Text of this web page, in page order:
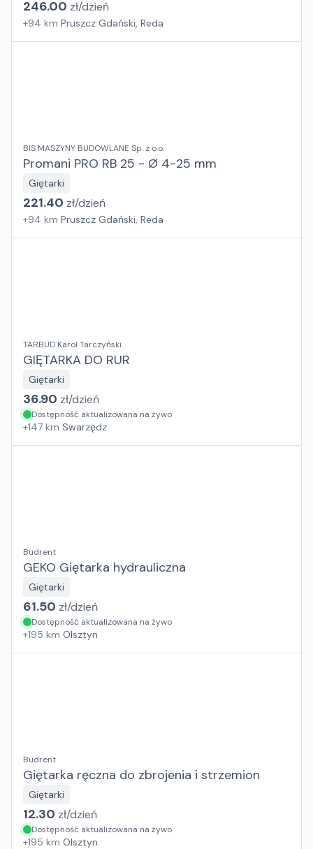
246.00 zł/dzień
+94 km Pruszcz Gdański, Reda
BIS MASZYNY BUDOWLANE Sp. z o.o.
Promani PRO RB 25 - Ø 4-25 mm
Giętarki
221.40 zł/dzień
+94 km Pruszcz Gdański, Reda
TARBUD Karol Tarczyński
GIĘTARKA DO RUR
Giętarki
36.90 zł/dzień
Dostępność aktualizowana na żywo
+147 km Swarzędz
Budrent
GEKO Giętarka hydrauliczna
Giętarki
61.50 zł/dzień
Dostępność aktualizowana na żywo
+195 km Olsztyn
Budrent
Giętarka ręczna do zbrojenia i strzemion
Giętarki
12.30 zł/dzień
Dostępność aktualizowana na żywo
+195 km Olsztyn